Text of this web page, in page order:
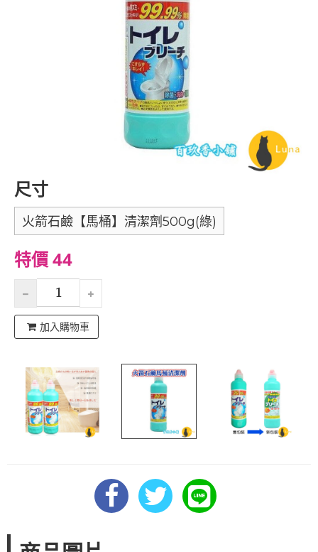
尺寸
火箭石鹼【馬桶】清潔劑500g(綠)
特價 44
加入購物車